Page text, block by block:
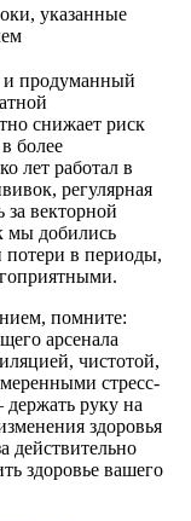
указанные
продуманный
снижает риск
более
лет работал в
регулярная
за векторной
мы добились
потери в периоды,
помните:
арсенала
чистотой,
стресс-
руку на
здоровья
действительно
здоровье вашего